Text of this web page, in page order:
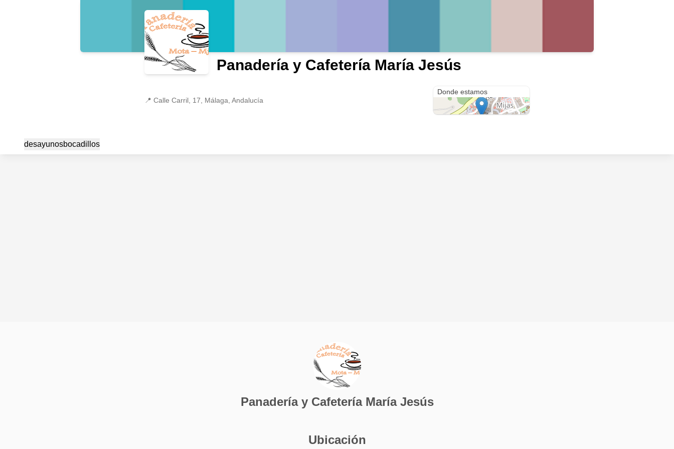
Panadería y Cafetería María Jesús
📍 Calle Carril, 17, Málaga, Andalucía
Donde estamos
desayunosbocadillos
Panadería y Cafetería María Jesús
Ubicación